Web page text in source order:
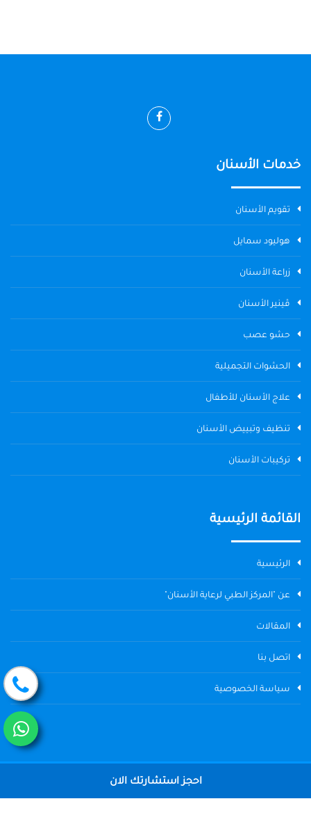
خدمات الأسنان
تقويم الأسنان
هوليود سمايل
زراعة الأسنان
ڤينير الأسنان
حشو عصب
الحشوات التجميلية
علاج الأسنان للأطفال
تنظيف وتبييض الأسنان
تركيبات الأسنان
القائمة الرئيسية
الرئيسية
عن "المركز الطبي لرعاية الأسنان"
المقالات
اتصل بنا
سياسة الخصوصية
Dental Center
احجز استشارتك الان